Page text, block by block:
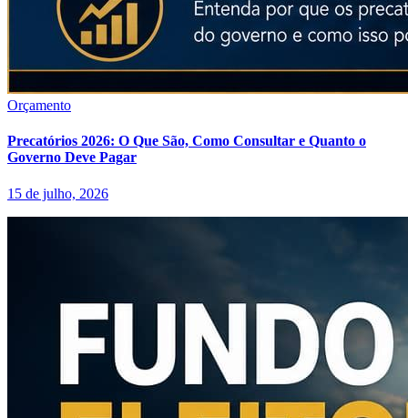
Orçamento
Precatórios 2026: O Que São, Como Consultar e Quanto o
Governo Deve Pagar
15 de julho, 2026